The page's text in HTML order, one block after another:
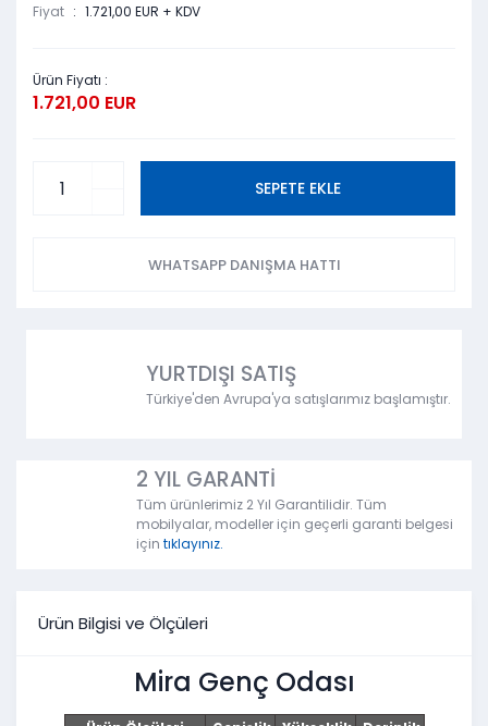
Fiyat
1.721,00 EUR + KDV
Ürün Fiyatı :
1.721,00 EUR
SEPETE EKLE
WHATSAPP DANIŞMA HATTI
YURTDIŞI SATIŞ
Türkiye'den Avrupa'ya satışlarımız başlamıştır.
2 YIL GARANTİ
Tüm ürünlerimiz 2 Yıl Garantilidir. Tüm
mobilyalar, modeller için geçerli garanti belgesi
için tıklayınız.
Ürün Bilgisi ve Ölçüleri
Mira Genç Odası